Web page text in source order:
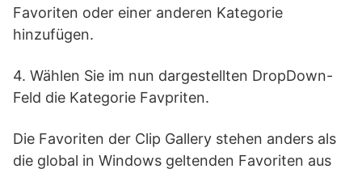
Favoriten oder einer anderen Kategorie
hinzufügen.
4. Wählen Sie im nun dargestellten DropDown-
Feld die Kategorie Favpriten.
Die Favoriten der Clip Gallery stehen anders als
die global in Windows geltenden Favoriten aus